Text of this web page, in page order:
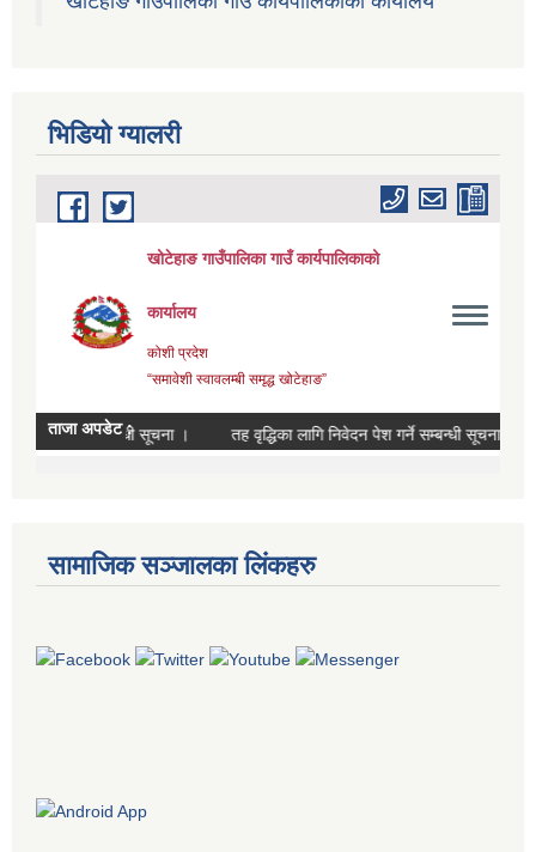
भिडियाे ग्यालरी
सामाजिक सञ्जालका लिंकहरु